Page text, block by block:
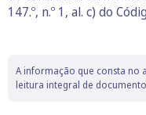
147.º, n.º 1, al. c) do
A informação que consta no
leitura integral de